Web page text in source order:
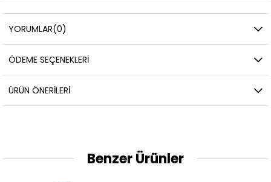
YORUMLAR(0)
ÖDEME SEÇENEKLERI
ÜRÜN ÖNERILERI
Benzer Ürünler